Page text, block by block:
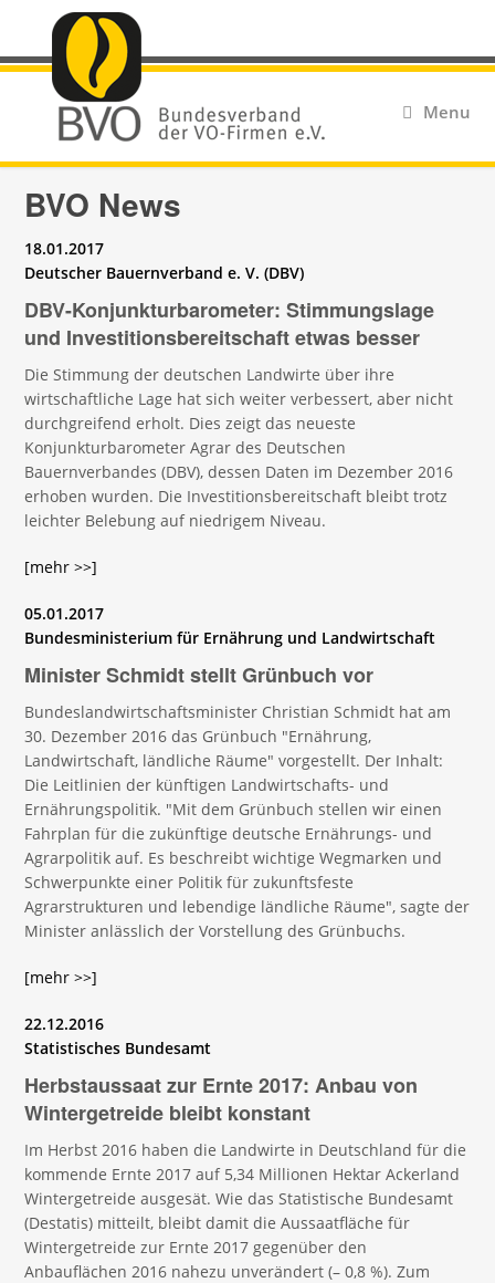
Menu
BVO News
18.01.2017
Deutscher Bauernverband e. V. (DBV)
DBV-Konjunkturbarometer: Stimmungslage
und Investitionsbereitschaft etwas besser
Die Stimmung der deutschen Landwirte über ihre
wirtschaftliche Lage hat sich weiter verbessert, aber nicht
durchgreifend erholt. Dies zeigt das neueste
Konjunkturbarometer Agrar des Deutschen
Bauernverbandes (DBV), dessen Daten im Dezember 2016
erhoben wurden. Die Investitionsbereitschaft bleibt trotz
leichter Belebung auf niedrigem Niveau.
[mehr >>]
05.01.2017
Bundesministerium für Ernährung und Landwirtschaft
Minister Schmidt stellt Grünbuch vor
Bundeslandwirtschaftsminister Christian Schmidt hat am
30. Dezember 2016 das Grünbuch "Ernährung,
Landwirtschaft, ländliche Räume" vorgestellt. Der Inhalt:
Die Leitlinien der künftigen Landwirtschafts- und
Ernährungspolitik. "Mit dem Grünbuch stellen wir einen
Fahrplan für die zukünftige deutsche Ernährungs- und
Agrarpolitik auf. Es beschreibt wichtige Wegmarken und
Schwerpunkte einer Politik für zukunftsfeste
Agrarstrukturen und lebendige ländliche Räume", sagte der
Minister anlässlich der Vorstellung des Grünbuchs.
[mehr >>]
22.12.2016
Statistisches Bundesamt
Herbstaussaat zur Ernte 2017: Anbau von
Winter­getreide bleibt konstant
Im Herbst 2016 haben die Landwirte in Deutschland für die
kommende Ernte 2017 auf 5,34 Millionen Hektar Ackerland
Wintergetreide ausgesät. Wie das Statistische Bundesamt
(Destatis) mitteilt, bleibt damit die Aussaatfläche für
Wintergetreide zur Ernte 2017 gegenüber den
Anbauflächen 2016 nahezu unverändert (– 0,8 %). Zum